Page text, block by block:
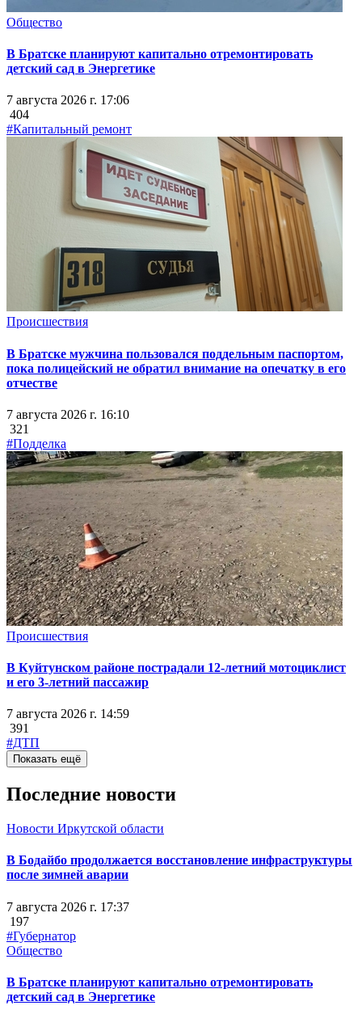
Общество
В Братске планируют капитально отремонтировать
детский сад в Энергетике
7 августа 2026 г. 17:06
404
#Капитальный ремонт
Происшествия
В Братске мужчина пользовался поддельным паспортом,
пока полицейский не обратил внимание на опечатку в его
отчестве
7 августа 2026 г. 16:10
321
#Подделка
Происшествия
В Куйтунском районе пострадали 12-летний мотоциклист
и его 3-летний пассажир
7 августа 2026 г. 14:59
391
#ДТП
Показать ещё
Последние новости
Новости Иркутской области
В Бодайбо продолжается восстановление инфраструктуры
после зимней аварии
7 августа 2026 г. 17:37
197
#Губернатор
Общество
В Братске планируют капитально отремонтировать
детский сад в Энергетике